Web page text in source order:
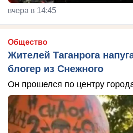
вчера в 14:45
Общество
Жителей Таганрога
блогер из Снежного
Он прошелся по центру